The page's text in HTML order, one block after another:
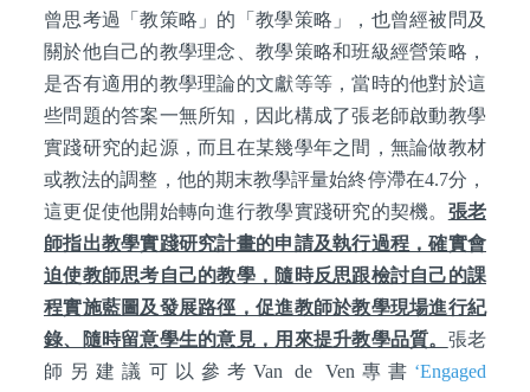
曾思考過「教策略」的「教學策略」，也曾經被問及
關於他自己的教學理念、教學策略和班級經營策略，
是否有適用的教學理論的文獻等等，當時的他對於這
些問題的答案一無所知，因此構成了張老師啟動教學
實踐研究的起源，而且在某幾學年之間，無論做教材
或教法的調整，他的期末教學評量始終停滯在4.7分，
這更促使他開始轉向進行教學實踐研究的契機。 張老
師指出教學實踐研究計畫的申請及執行過程，確實會
迫使教師思考自己的教學，隨時反思跟檢討自己的課
程實施藍圖及發展路徑，促進教師於教學現場進行紀
錄、隨時留意學生的意見，用來提升教學品質。 張老
師另建議可以參考Van de Ven專書 ‘Engaged